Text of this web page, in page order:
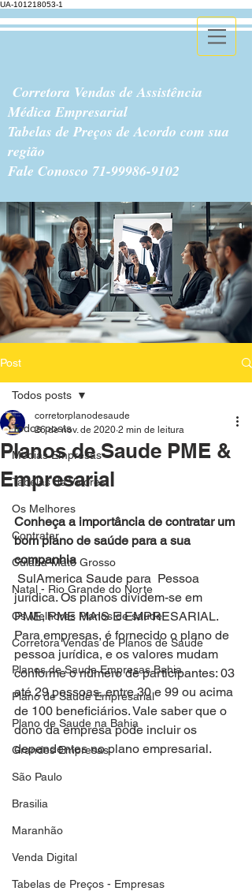
UA-101218053-1
Corretora Vendas de Assistência
Médica Empresarial
Tabelas de Preços de Acordo com sua
região
Fale Conosco 71-99986-9102
Post
Todos posts
Medias Empresas
Tabelas de Valores
Os Melhores
Contratar
Cuiaba-Mato Grosso
Natal - Rio Grande do Norte
Os Melhores Planos de saude
Corretora Vendas de Planos de Saude
Planos de Saude Empresas Bahia
Plano de Saude Empresarial
Plano de Saude na Bahia
Grandes Empresas
São Paulo
Brasilia
Maranhão
Venda Digital
Tabelas de Preços - Empresas
Todos posts
Planos de Saude PME &
Empresarial
corretorplanodesaude
26 de nov. de 2020 2 min de leitura
Conheça a importância de contratar um
bom plano de saúde para a sua
companhia
jurídica. Os planos dividem-se em
PME, PME MAIS E EMPRESARIAL.
Para empresas, é fornecido o plano de
pessoa jurídica, e os valores mudam
conforme o número de participantes: 03
até 29 pessoas, entre 30 e 99 ou acima
de 100 beneficiários. Vale saber que o
dono da empresa pode incluir os
dependentes no plano empresarial.